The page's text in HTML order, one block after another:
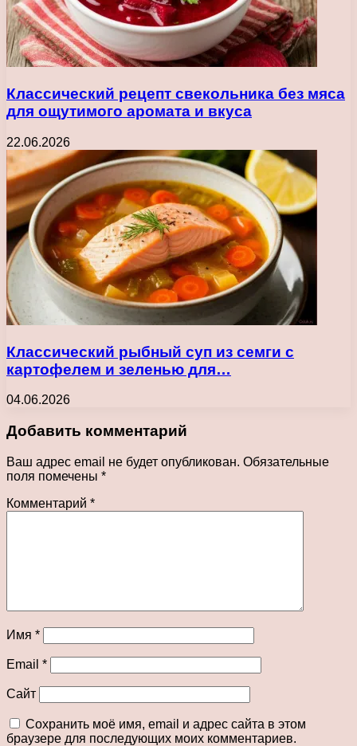
Классический рецепт свекольника без мяса
для ощутимого аромата и вкуса
22.06.2026
Классический рыбный суп из семги с
картофелем и зеленью для…
04.06.2026
Добавить комментарий
Ваш адрес email не будет опубликован. Обязательные
поля помечены *
Комментарий *
Имя *
Email *
Сайт
Сохранить моё имя, email и адрес сайта в этом
браузере для последующих моих комментариев.